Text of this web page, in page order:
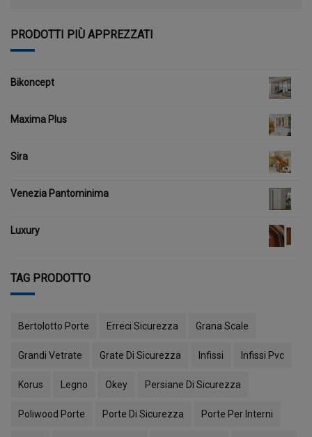
PRODOTTI PIÙ APPREZZATI
Bikoncept
Maxima Plus
Sira
Venezia Pantominima
Luxury
TAG PRODOTTO
Bertolotto Porte Erreci Sicurezza Grana Scale
Grandi Vetrate Grate Di Sicurezza Infissi Infissi Pvc
Korus Legno Okey Persiane Di Sicurezza
Poliwood Porte Porte Di Sicurezza Porte Per Interni